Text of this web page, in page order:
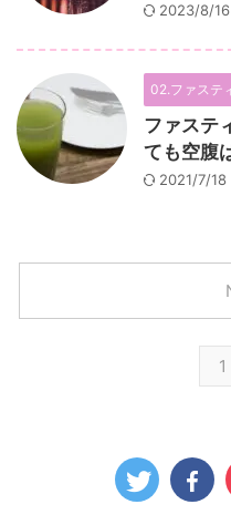
2023/8/16
02.ファステ
ファステ
ても空腹
2021/7/18
1